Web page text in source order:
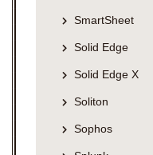
SmartSheet
Solid Edge
Solid Edge X
Soliton
Sophos